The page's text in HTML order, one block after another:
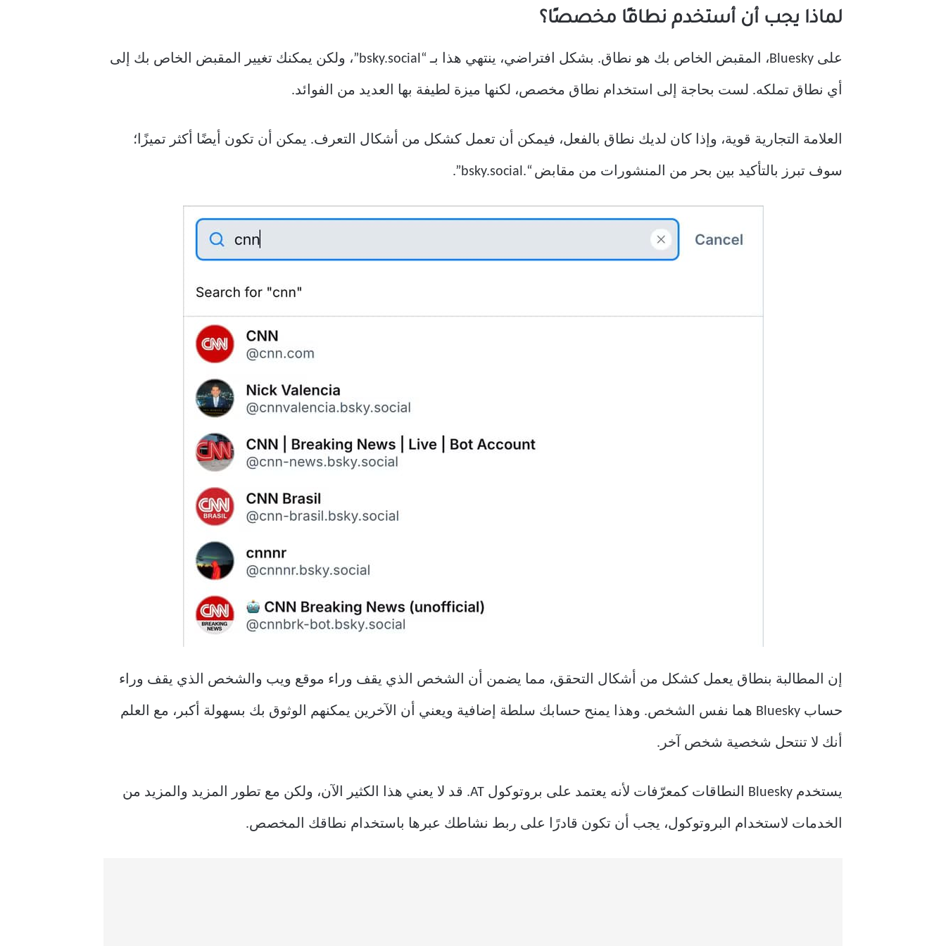
لماذا يجب أن أستخدم نطاقًا مخصصًا؟
على Bluesky، المقبض الخاص بك هو نطاق. بشكل افتراضي، ينتهي هذا بـ “bsky.social”، ولكن يمكنك تغيير المقبض الخاص بك إلى
أي نطاق تملكه. لست بحاجة إلى استخدام نطاق مخصص، لكنها ميزة لطيفة بها العديد من الفوائد.
العلامة التجارية قوية، وإذا كان لديك نطاق بالفعل، فيمكن أن تعمل كشكل من أشكال التعرف. يمكن أن تكون أيضًا أكثر تميزًا؛
سوف تبرز بالتأكيد بين بحر من المنشورات من مقابض “.bsky.social”.
إن المطالبة بنطاق يعمل كشكل من أشكال التحقق، مما يضمن أن الشخص الذي يقف وراء موقع ويب والشخص الذي يقف وراء
حساب Bluesky هما نفس الشخص. وهذا يمنح حسابك سلطة إضافية ويعني أن الآخرين يمكنهم الوثوق بك بسهولة أكبر، مع العلم
أنك لا تنتحل شخصية شخص آخر.
يستخدم Bluesky النطاقات كمعرّفات لأنه يعتمد على بروتوكول AT. قد لا يعني هذا الكثير الآن، ولكن مع تطور المزيد والمزيد من
الخدمات لاستخدام البروتوكول، يجب أن تكون قادرًا على ربط نشاطك عبرها باستخدام نطاقك المخصص.